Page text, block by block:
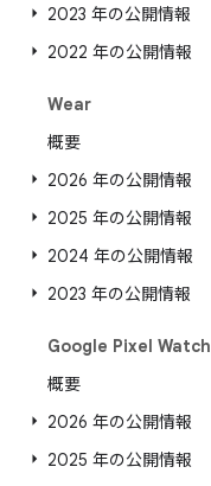
2023 年の公開情報
2022 年の公開情報
Wear
概要
2026 年の公開情報
2025 年の公開情報
2024 年の公開情報
2023 年の公開情報
Google Pixel Watch
概要
2026 年の公開情報
2025 年の公開情報